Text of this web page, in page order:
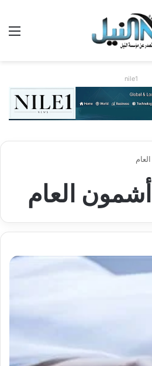
nile1
العام